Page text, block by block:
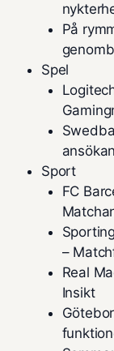
På
Spel
ansökan
Sport
FC
–
Real
Insikt